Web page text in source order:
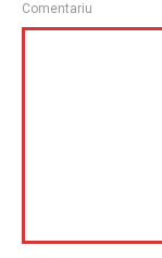
Comentariu